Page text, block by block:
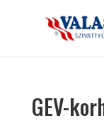
GEV-